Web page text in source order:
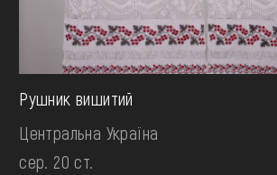
Рушник вишитий
Центральна Україна
сер. 20 ст.